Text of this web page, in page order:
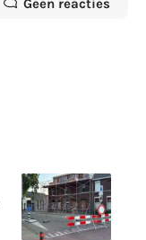
Geen reacties